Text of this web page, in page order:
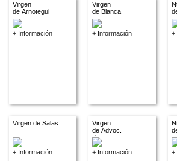
Virgen
de Arnotegui
+ Información
Virgen
de Blanca
+ Información +
Virgen de Salas
+ Información
Virgen
de Advoc.
descon.
+ Información
+